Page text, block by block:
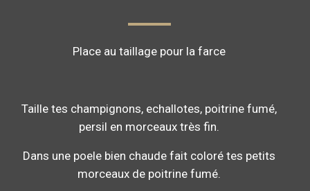
Place au taillage pour la farce
Taille tes champignons, echallotes, poitrine fumé,
persil en morceaux très fin.
Dans une poele bien chaude fait coloré tes petits
morceaux de poitrine fumé.